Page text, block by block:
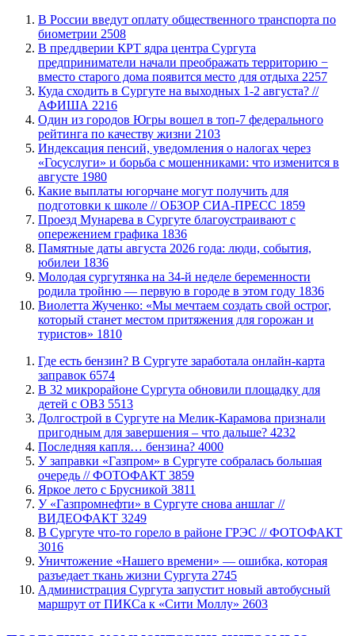
В России введут оплату общественного транспорта по
биометрии 2508
​В преддверии КРТ ядра центра Сургута
предприниматели начали преображать территорию −
вместо старого дома появится место для отдыха 2257
​Куда сходить в Сургуте на выходных 1-2 августа? //
АФИША 2216
Один из городов Югры вошел в топ-7 федерального
рейтинга по качеству жизни 2103
​Индексация пенсий, уведомления о налогах через
«Госуслуги» и борьба с мошенниками: что изменится в
августе 1980
Какие выплаты югорчане могут получить для
подготовки к школе // ОБЗОР СИА-ПРЕСС 1859
​Проезд Мунарева в Сургуте благоустраивают с
опережением графика 1836
​Памятные даты августа 2026 года: люди, события,
юбилеи 1836
Молодая сургутянка на 34-й неделе беременности
родила тройню — первую в городе в этом году 1836
Виолетта Жученко: «Мы мечтаем создать свой острог,
который станет местом притяжения для горожан и
туристов» 1810
​Где есть бензин? В Сургуте заработала онлайн-карта
заправок 6574
В 32 микрорайоне Сургута обновили площадку для
детей с ОВЗ 5513
​Долгострой в Сургуте на Мелик-Карамова признали
пригодным для завершения ‒ что дальше? 4232
​Последняя капля… бензина? 4000
​У заправки «Газпром» в Сургуте собралась большая
очередь // ФОТОФАКТ 3859
Яркое лето с Брусникой 3811
У «Газпромнефти» в Сургуте снова аншлаг //
ВИДЕОФАКТ 3249
​В Сургуте что-то горело в районе ГРЭС // ФОТОФАКТ
3016
​Уничтожение «Нашего времени» — ошибка, которая
разъедает ткань жизни Сургута 2745
​Администрация Сургута запустит новый автобусный
маршрут от ПИКСа к «Сити Моллу» 2603